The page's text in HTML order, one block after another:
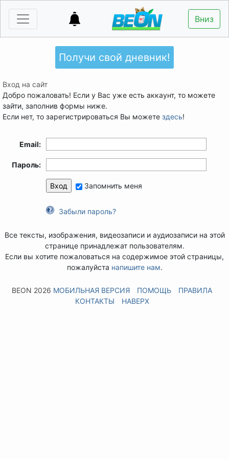
Вниз
Получи свой дневник!
Вход на сайт
Добро пожаловать! Если у Вас уже есть аккаунт, то можете
зайти, заполнив формы ниже.
Если нет, то зарегистрироваться Вы можете здесь!
Email:
Пароль:
Запомнить меня
Забыли пароль?
Все тексты, изображения, видеозаписи и аудиозаписи на этой
странице принадлежат пользователям.
Если вы хотите пожаловаться на содержимое этой страницы,
пожалуйста напишите нам.
BEON 2026 МОБИЛЬНАЯ ВЕРСИЯ ПОМОЩЬ
ПРАВИЛА
КОНТАКТЫ
НАВЕРХ